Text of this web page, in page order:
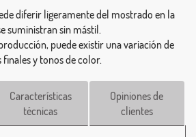
diferir ligeramente del mostrado en la
suministran sin mástil.
puede existir una variación de
y tonos de color.
Características
técnicas
Opiniones de
clientes